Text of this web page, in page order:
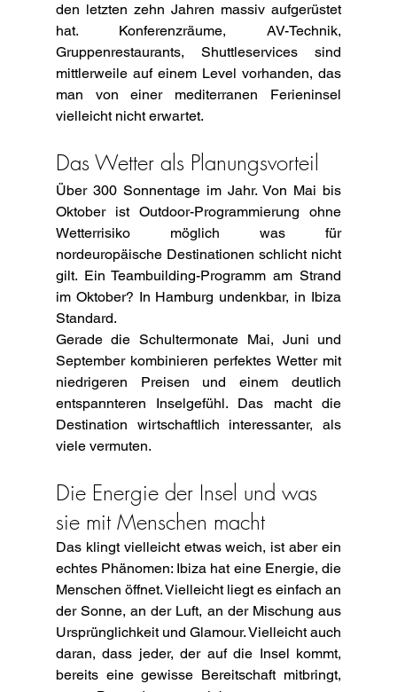
den letzten zehn Jahren massiv aufgerüstet
hat. Konferenzräume, AV-Technik,
Gruppenrestaurants, Shuttleservices sind
mittlerweile auf einem Level vorhanden, das
man von einer mediterranen Ferieninsel
vielleicht nicht erwartet.
Das Wetter als Planungsvorteil
Über 300 Sonnentage im Jahr. Von Mai bis
Oktober ist Outdoor-Programmierung ohne
Wetterrisiko möglich was für
nordeuropäische Destinationen schlicht nicht
gilt. Ein Teambuilding-Programm am Strand
im Oktober? In Hamburg undenkbar, in Ibiza
Standard.
Gerade die Schultermonate Mai, Juni und
September kombinieren perfektes Wetter mit
niedrigeren Preisen und einem deutlich
entspannteren Inselgefühl. Das macht die
Destination wirtschaftlich interessanter, als
viele vermuten.
Die Energie der Insel und was
sie mit Menschen macht
Das klingt vielleicht etwas weich, ist aber ein
echtes Phänomen: Ibiza hat eine Energie, die
Menschen öffnet. Vielleicht liegt es einfach an
der Sonne, an der Luft, an der Mischung aus
Ursprünglichkeit und Glamour. Vielleicht auch
daran, dass jeder, der auf die Insel kommt,
bereits eine gewisse Bereitschaft mitbringt,